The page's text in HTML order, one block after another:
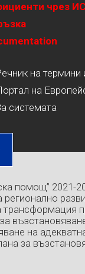
чрез
на
на
системата
помощ” 2021-
трансформация
на
за